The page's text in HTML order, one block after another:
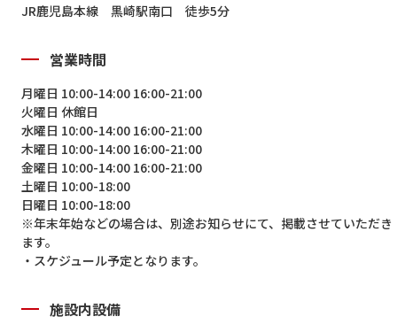
JR鹿児島本線 黒崎駅南口 徒歩5分
営業時間
月曜日 10:00-14:00 16:00-21:00
火曜日 休館日
水曜日 10:00-14:00 16:00-21:00
木曜日 10:00-14:00 16:00-21:00
金曜日 10:00-14:00 16:00-21:00
土曜日 10:00-18:00
日曜日 10:00-18:00
※年末年始などの場合は、別途お知らせにて、掲載させていただき
ます。
・スケジュール予定となります。
施設内設備